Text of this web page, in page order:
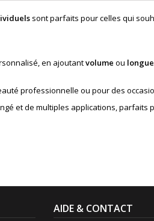
sont parfaits pour celles qui
en ajoutantvolume ou
professionnelle ou pour des
et de multiples applications, parfaits
AIDE & CONTACT